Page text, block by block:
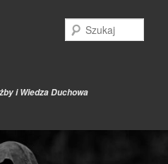
i Wiedza Duchowa